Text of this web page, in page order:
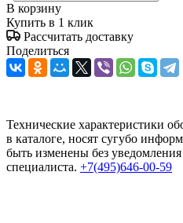
В корзину
Купить в 1 клик
Рассчитать доставку
Поделиться
Технические характеристики
в каталоге, носят сугубо
быть изменены без
специалиста. +7(495)646-00-59